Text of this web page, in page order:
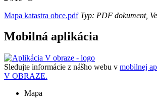
Mapa katastra obce.pdfTyp: PDF dokument,
Mobilná aplikácia
Sledujte informácie z nášho webu v mobilnej
V OBRAZE.
Mapa